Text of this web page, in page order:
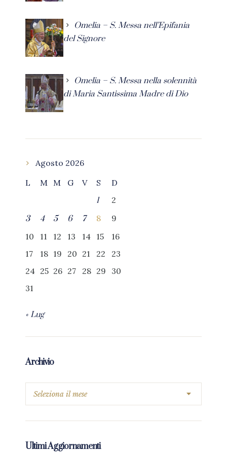
Omelia – S. Messa nell’Epifania
del Signore
Omelia – S. Messa nella solennità
di Maria Santissima Madre di Dio
Agosto 2026
L
M M G V S
D
1
2
3
4 5 6 7 8
9
10
11 12 13 14 15
16
17
18 19 20 21 22
23
24 25 26 27 28 29
30
31
« Lug
Archivio
Ultimi Aggiornamenti